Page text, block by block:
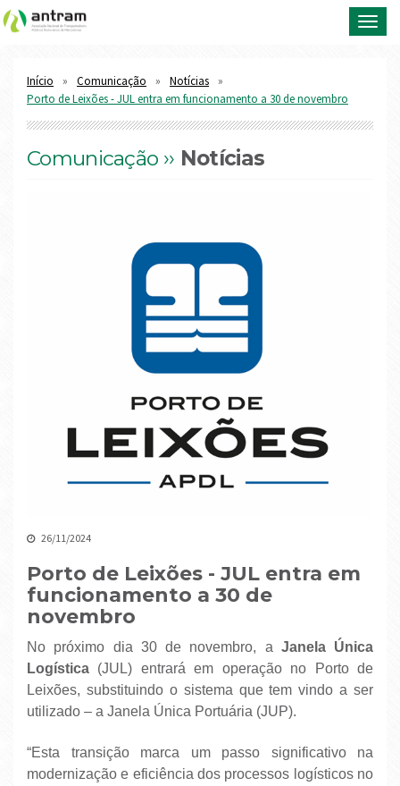
Início Comunicação
Notícias
Porto de Leixões - JUL entra em funcionamento a 30 de novembro
Comunicação ›› Notícias
26/11/2024
Porto de Leixões - JUL entra em
funcionamento a 30 de
novembro
No próximo dia 30 de novembro, a Janela Única
Logística (JUL) entrará em operação no Porto de
Leixões, substituindo o sistema que tem vindo a ser
utilizado – a Janela Única Portuária (JUP).
“Esta transição marca um passo significativo na
modernização e eficiência dos processos logísticos no